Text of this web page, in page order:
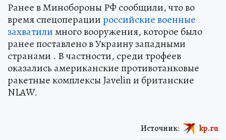
Ранее в Минобороны РФ сообщили, что во
время спецоперациироссийские военные
захватилимного вооружения, которое было
ранее поставлено в Украину западными
странами . В частности, среди трофеев
оказались американские противотанковые
ракетные комплексы Javelin и британские
NLAW.
Источник: kp.ru